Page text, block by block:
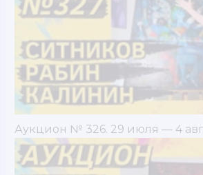
Аукцион № 326. 29 июля — 4